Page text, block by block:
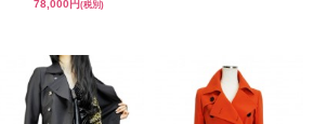
78,000円(税別)